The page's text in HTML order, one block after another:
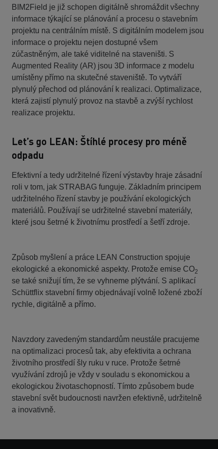
BIM2Field je již schopen digitálně shromáždit všechny
informace týkající se plánování a procesu o stavebním
projektu na centrálním místě. S digitálním modelem jsou
informace o projektu nejen dostupné všem
zúčastněným, ale také viditelné na staveništi. S
Augmented Reality (AR) jsou 3D informace z modelu
umístěny přímo na skutečné staveniště. To vytváří
plynulý přechod od plánování k realizaci. Optimalizace,
která zajistí plynulý provoz na stavbě a zvýší rychlost
realizace projektu.
Let’s go LEAN: Štíhlé procesy pro méně
odpadu
Efektivní a tedy udržitelné řízení výstavby hraje zásadní
roli v tom, jak STRABAG funguje. Základním principem
udržitelného řízení stavby je používání ekologických
materiálů. Používají se udržitelné stavební materiály,
které jsou šetrné k životnímu prostředí a šetří zdroje.
Způsob myšlení a práce LEAN Construction spojuje
ekologické a ekonomické aspekty. Protože emise CO2
se také snižují tím, že se vyhneme plýtvání. S aplikací
Schüttflix stavební firmy objednávají volně ložené zboží
rychle, digitálně a přímo.
Navzdory zavedeným standardům neustále pracujeme
na optimalizaci procesů tak, aby efektivita a ochrana
životního prostředí šly ruku v ruce. Protože šetrné
využívání zdrojů je vždy v souladu s ekonomickou a
ekologickou životaschopností. Tímto způsobem bude
stavební svět budoucnosti navržen efektivně, udržitelně
a inovativně.